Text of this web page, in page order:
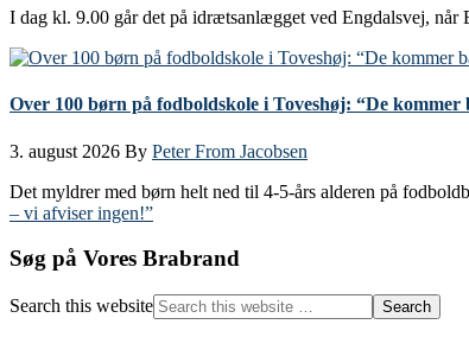
I dag kl. 9.00 går det på idrætsanlægget ved Engdalsvej,
Over 100 børn på fodboldskole i Toveshøj: “De kommer
3. august 2026 By Peter From Jacobsen
Det myldrer med børn helt ned til 4-5-års alderen på
– vi afviser ingen!”
Søg på Vores Brabrand
Search this website